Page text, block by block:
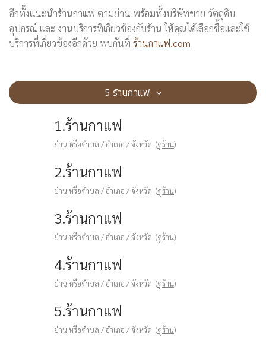
อีกทั้งแนะนำร้านกาแฟ ตามย่าน พร้อมทั้งบริษัทขาย วัตถุดิบ
อุปกรณ์ และ งานบริการที่เกี่ยวข้องกับร้าน ให้คุณได้เลือกซื้อและใช้
บริการที่เกี่ยวข้องอีกด้วย พบกันที่ ร้านกาแฟ.com
5 ร้านกาแฟ
1.ร้านกาแฟ
ย่าน หรือตำบล / อำเภอ / จังหวัด (ดูร้าน)
2.ร้านกาแฟ
ย่าน หรือตำบล / อำเภอ / จังหวัด (ดูร้าน)
3.ร้านกาแฟ
ย่าน หรือตำบล / อำเภอ / จังหวัด (ดูร้าน)
4.ร้านกาแฟ
ย่าน หรือตำบล / อำเภอ / จังหวัด (ดูร้าน)
5.ร้านกาแฟ
ย่าน หรือตำบล / อำเภอ / จังหวัด (ดูร้าน)